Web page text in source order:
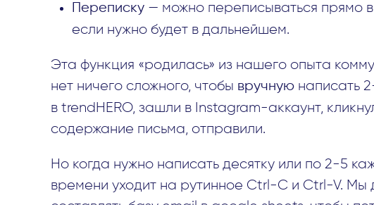
Переписку — можно переписываться прямо
если нужно будет в дальнейшем.
Эта функция «родилась» из нашего опыта
нет ничего сложного, чтобы вручную написать
в trendHERO, зашли в Instagram-аккаунт,
содержание письма, отправили.
Но когда нужно написать десятку или по 2-5
времени уходит на рутинное Ctrl-C и Ctrl-V. Мы